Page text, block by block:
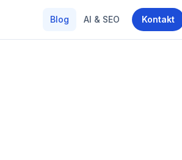
Blog AI & SEO Kontakt